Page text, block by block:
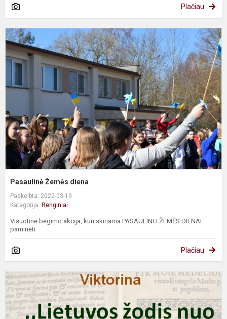
Plačiau
Pasaulinė Žemės diena
Paskelbta: 2022-03-19
Kategorija: Renginiai
Visuotinė bėgimo akcija, kuri skiriama PASAULINEI ŽEMĖS DIENAI
paminėti
Plačiau